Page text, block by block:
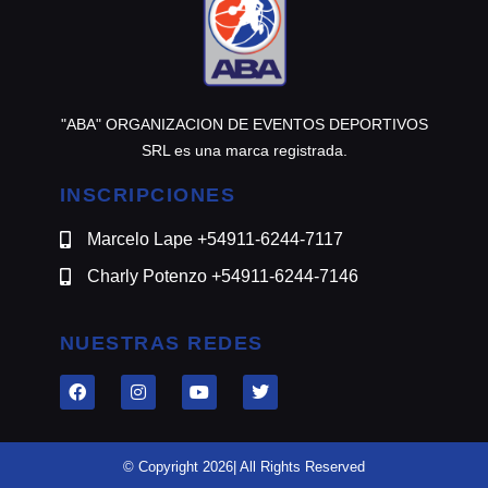
"ABA" ORGANIZACION DE EVENTOS DEPORTIVOS
SRL es una marca registrada.
INSCRIPCIONES
Marcelo Lape +54911-6244-7117
Charly Potenzo +54911-6244-7146
NUESTRAS REDES
© Copyright 2026| All Rights Reserved